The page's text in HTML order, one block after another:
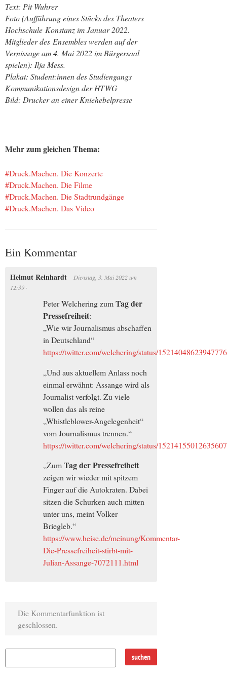
Text: Pit Wuhrer
Foto (Aufführung eines Stücks des Theaters
Hochschule Konstanz im Januar 2022.
Mitglieder des Ensembles werden auf der
Vernissage am 4. Mai 2022 im Bürgersaal
spielen): Ilja Mess.
Plakat: Student:innen des Studiengangs
Kommunikationsdesign der HTWG
Bild: Drucker an einer Kniehebelpresse
Mehr zum gleichen Thema:
#Druck.Machen. Die Konzerte
#Druck.Machen. Die Filme
#Druck.Machen. Die Stadtrundgänge
#Druck.Machen. Das Video
Ein Kommentar
Helmut Reinhardt Dienstag, 3. Mai 2022um
12:39 ·
Peter Welchering zumTag der
Pressefreiheit:
„Wie wir Journalismus abschaffen
in Deutschland“
https://twitter.com/welchering/status/
„Und aus aktuellem Anlass noch
einmal erwähnt: Assange wird als
Journalist verfolgt. Zu viele
wollen das als reine
„Whistleblower-Angelegenheit“
vom Journalismus trennen.“
https://twitter.com/welchering/status/
„ZumTag der Pressefreiheit
zeigen wir wieder mit spitzem
Finger auf die Autokraten. Dabei
sitzen die Schurken auch mitten
unter uns, meint Volker
Briegleb.“
https://www.heise.de/meinung/Kommentar-
Die-Pressefreiheit-stirbt-mit-
Julian-Assange-7072111.html
Die Kommentarfunktion ist
geschlossen.